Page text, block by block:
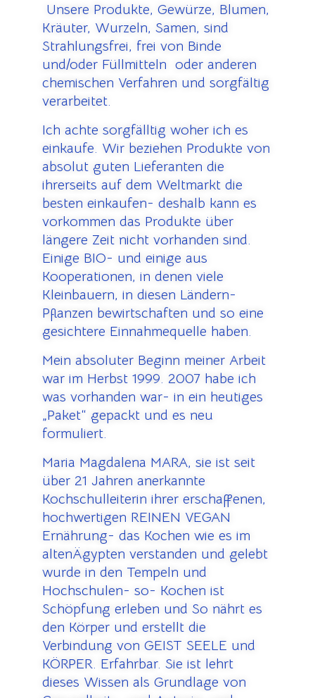
Unsere Produkte, Gewürze, Blumen,
Kräuter, Wurzeln, Samen, sind
Strahlungsfrei, frei von Binde
und/oder Füllmitteln oder anderen
chemischen Verfahren und sorgfältig
verarbeitet.
Ich achte sorgfälltig woher ich es
einkaufe. Wir beziehen Produkte von
absolut guten Lieferanten die
ihrerseits auf dem Weltmarkt die
besten einkaufen- deshalb kann es
vorkommen das Produkte über
längere Zeit nicht vorhanden sind.
Einige BIO- und einige aus
Kooperationen, in denen viele
Kleinbauern, in diesen Ländern-
Pflanzen bewirtschaften und so eine
gesichtere Einnahmequelle haben.
Mein absoluter Beginn meiner Arbeit
war im Herbst 1999. 2007 habe ich
was vorhanden war- in ein heutiges
„Paket“ gepackt und es neu
formuliert.
Maria Magdalena MARA, sie ist seit
über 21 Jahren anerkannte
Kochschulleiterin ihrer erschaffenen,
hochwertigen REINEN VEGAN
Ernährung- das Kochen wie es im
altenÄgypten verstanden und gelebt
wurde in den Tempeln und
Hochschulen- so- Kochen ist
Schöpfung erleben und So nährt es
den Körper und erstellt die
Verbindung von GEIST SEELE und
KÖRPER. Erfahrbar. Sie ist lehrt
dieses Wissen als Grundlage von